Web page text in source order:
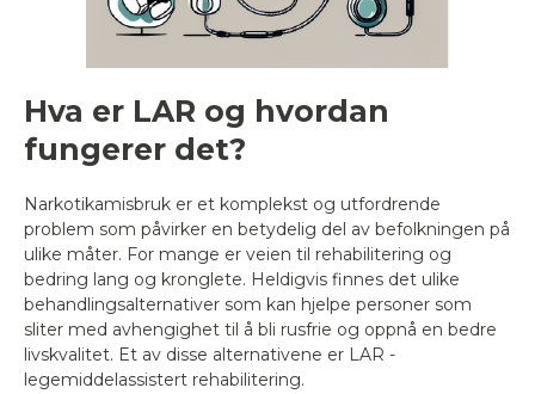
Hva er LAR og hvordan
fungerer det?
Narkotikamisbruk er et komplekst og utfordrende
problem som påvirker en betydelig del av befolkningen på
ulike måter. For mange er veien til rehabilitering og
bedring lang og kronglete. Heldigvis finnes det ulike
behandlingsalternativer som kan hjelpe personer som
sliter med avhengighet til å bli rusfrie og oppnå en bedre
livskvalitet. Et av disse alternativene er LAR -
legemiddelassistert rehabilitering.